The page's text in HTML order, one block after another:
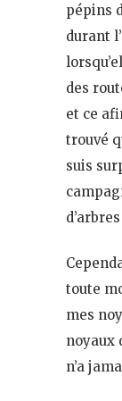
pépins
durant
des
et ce
trouvé
suis
toute
mes
noyaux
n’a